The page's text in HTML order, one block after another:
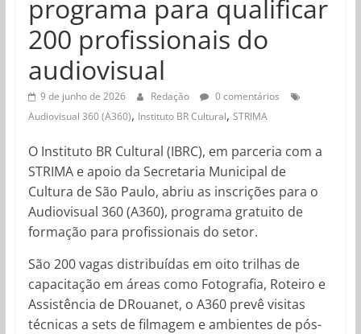
programa para qualificar
200 profissionais do
audiovisual
9 de junho de 2026 Redação
0 comentários
Audiovisual 360 (A360), Instituto BR Cultural, STRIMA
O Instituto BR Cultural (IBRC), em parceria com a
STRIMA e apoio da Secretaria Municipal de
Cultura de São Paulo, abriu as inscrições para o
Audiovisual 360 (A360), programa gratuito de
formação para profissionais do setor.
São 200 vagas distribuídas em oito trilhas de
capacitação em áreas como Fotografia, Roteiro e
Assistência de DRouanet, o A360 prevê visitas
técnicas a sets de filmagem e ambientes de pós-